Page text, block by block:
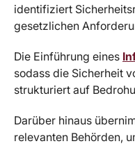
identifiziert
gesetzlichen
Die Einführung eines
sodass die Sicherheit
strukturiert auf
Darüber hinaus
relevanten Behörden,